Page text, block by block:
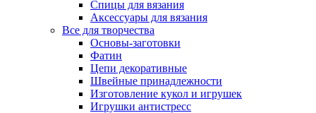
Спицы для вязания
Аксессуары для вязания
Все для творчества
Основы-заготовки
Фатин
Цепи декоративные
Швейные принадлежности
Изготовление кукол и игрушек
Игрушки антистресс